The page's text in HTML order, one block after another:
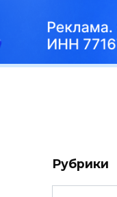
Рубрики